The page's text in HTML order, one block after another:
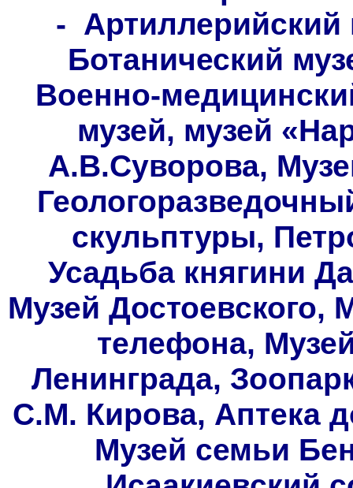
- Артиллерийский
Ботанический
Военно-
музей, музей
А.В.Суворова,
скульптуры,
Усадьба княгини
Музей Достоевского,
телефона,
Ленинграда,
С.М. Кирова, Аптека
Музей семьи